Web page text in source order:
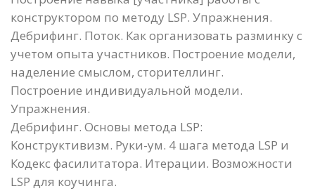
конструктором по методу LSP. Упражнения.
Дебрифинг. Поток. Как организовать разминку с
учетом опыта участников. Построение модели,
наделение смыслом, сторителлинг.
Построение индивидуальной модели.
Упражнения.
Дебрифинг. Основы метода LSP:
Конструктивизм. Руки-ум. 4 шага метода LSP и
Кодекс фасилитатора. Итерации. Возможности
LSP для коучинга.